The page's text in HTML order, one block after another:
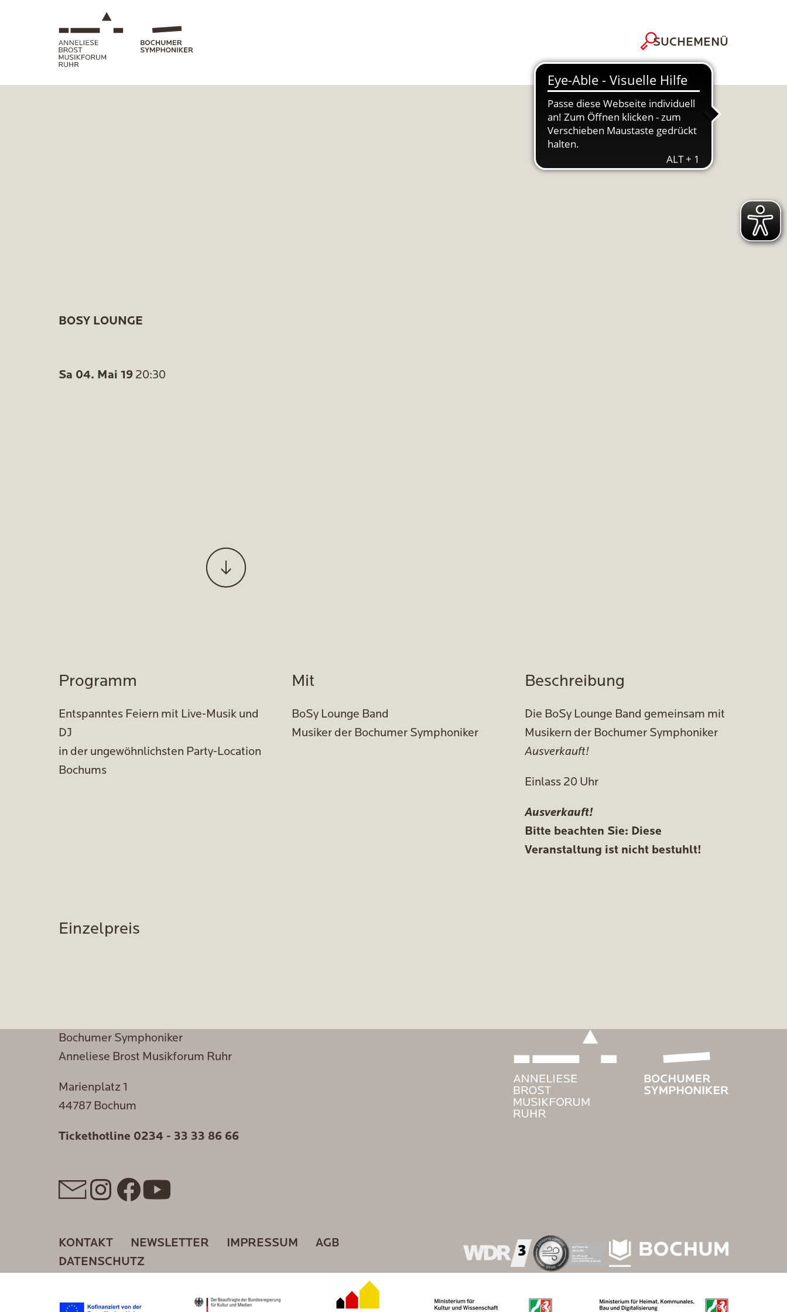
SUCHE MENÜ
BOSY LOUNGE
Sa 04. Mai 19 20:30
Programm
Entspanntes Feiern mit Live-Musik und
DJ
in der ungewöhnlichsten Party-Location
Bochums
Mit
BoSy Lounge Band
Musiker der Bochumer Symphoniker
Beschreibung
Die BoSy Lounge Band gemeinsam mit
Musikern der Bochumer Symphoniker
Ausverkauft!
Einlass 20 Uhr
Ausverkauft!
Bitte beachten Sie: Diese
Veranstaltung ist nicht bestuhlt!
Einzelpreis
Bochumer Symphoniker
Anneliese Brost Musikforum Ruhr
Marienplatz 1
44787 Bochum
Tickethotline 0234 - 33 33 86 66
KONTAKT NEWSLETTER IMPRESSUM
AGB
DATENSCHUTZ